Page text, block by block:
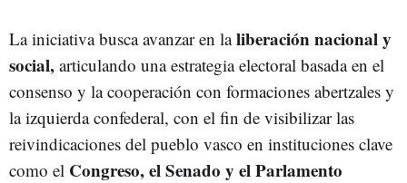
La iniciativa busca avanzar en laliberación nacional y
social, articulando una estrategia electoral basada en el
consenso y la cooperación con formaciones abertzales y
la izquierda confederal, con el fin de visibilizar las
reivindicaciones del pueblo vasco en instituciones clave
como el Congreso, el Senado y el Parlamento